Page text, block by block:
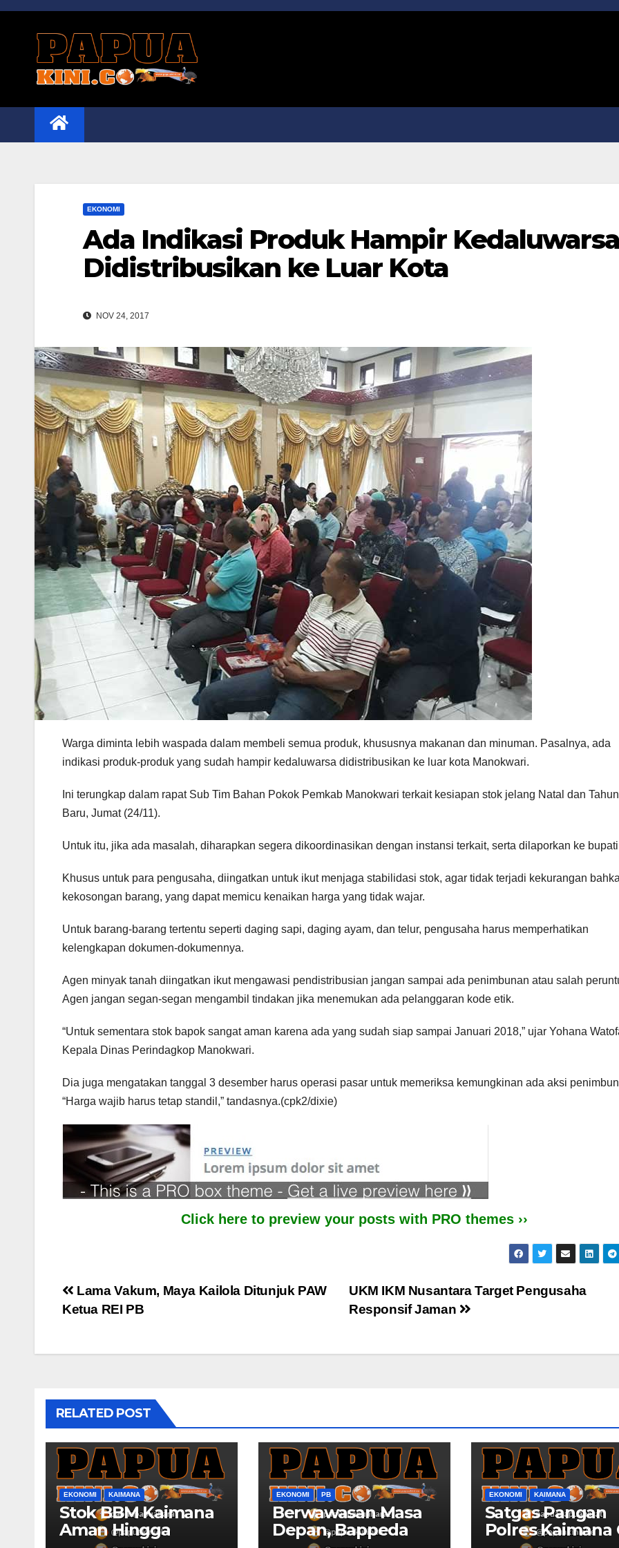
Skip
EKONOMI
Ada Indikasi Produk Hampir Kedaluwarsa
Didistribusikan ke Luar Kota
NOV 24, 2017
Warga diminta lebih waspada dalam membeli semua produk, khususnya makanan dan minuman. Pasalnya, ada
indikasi produk-produk yang sudah hampir kedaluwarsa didistribusikan ke luar kota Manokwari.
Ini terungkap dalam rapat Sub Tim Bahan Pokok Pemkab Manokwari terkait kesiapan stok jelang Natal dan Tahun
Baru, Jumat (24/11).
Untuk itu, jika ada masalah, diharapkan segera dikoordinasikan dengan instansi terkait, serta dilaporkan ke
Khusus untuk para pengusaha, diingatkan untuk ikut menjaga stabilidasi stok, agar tidak terjadi kekurangan
kekosongan barang, yang dapat memicu kenaikan harga yang tidak wajar.
Untuk barang-barang tertentu seperti daging sapi, daging ayam, dan telur, pengusaha harus memperhatikan
kelengkapan dokumen-dokumennya.
Agen minyak tanah diingatkan ikut mengawasi pendistribusian jangan sampai ada penimbunan atau salah
Agen jangan segan-segan mengambil tindakan jika menemukan ada pelanggaran kode etik.
“Untuk sementara stok bapok sangat aman karena ada yang sudah siap sampai Januari 2018,” ujar Yohana
Kepala Dinas Perindagkop Manokwari.
Dia juga mengatakan tanggal 3 desember harus operasi pasar untuk memeriksa kemungkinan ada aksi
“Harga wajib harus tetap standil,” tandasnya.(cpk2/dixie)
Click here to preview your posts with PRO themes ››
Post
UKM IKM Nusantara Target Pengusaha
Responsif Jaman
Lama Vakum, Maya Kailola Ditunjuk PAW
Ketua REI PB
RELATED POST
EKONOMI KAIMANA
Stok BBM Kaimana
Aman Hingga
EKONOMI PB
Berwawasan Masa
Depan, Bappeda
EKONOMI KAIMANA
Satgas Pangan
Polres Kaimana